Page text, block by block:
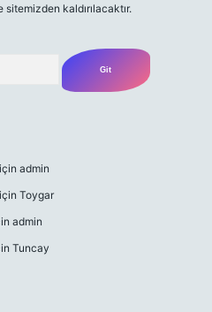
kaldırılacaktır.
için admin
için Toygar
admin
Tuncay